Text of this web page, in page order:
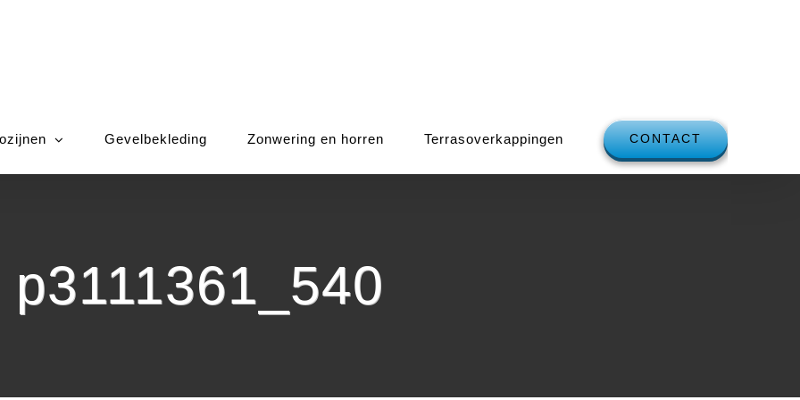
Gevelbekleding Zonwering en horren Terrasoverkappingen CONTACT
p3111361_540